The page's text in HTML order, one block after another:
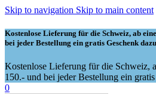
Skip to navigation Skip to main content
Kostenlose Lieferung für die Schweiz, ab
bei jeder Bestellung ein gratis Geschenk
Kostenlose Lieferung für die Schweiz,
150.- und bei jeder Bestellung ein
0